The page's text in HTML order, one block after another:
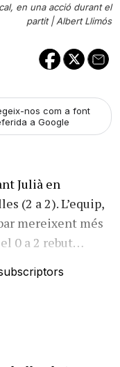
en una acció durant el
partit |Albert Llimós
nos com a font
a Google
Julià en
(2 a 2). L’equip,
mereixent més
0 a 2 rebut…